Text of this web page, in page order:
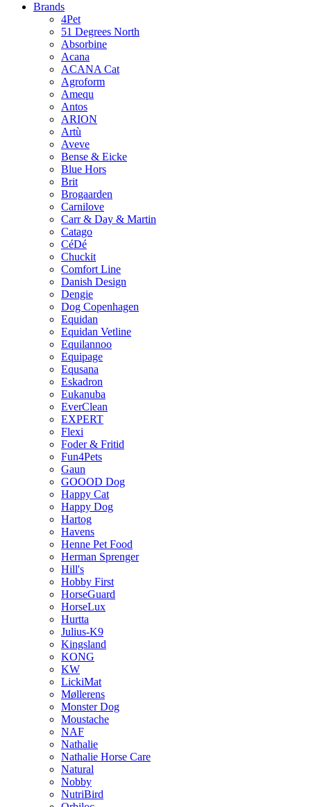
Brands
4Pet
51 Degrees North
Absorbine
Acana
ACANA Cat
Agroform
Amequ
Antos
ARION
Artù
Aveve
Bense & Eicke
Blue Hors
Brit
Brogaarden
Carnilove
Carr & Day & Martin
Catago
CéDé
Chuckit
Comfort Line
Danish Design
Dengie
Dog Copenhagen
Equidan
Equidan Vetline
Equilannoo
Equipage
Equsana
Eskadron
Eukanuba
EverClean
EXPERT
Flexi
Foder & Fritid
Fun4Pets
Gaun
GOOOD Dog
Happy Cat
Happy Dog
Hartog
Havens
Henne Pet Food
Herman Sprenger
Hill's
Hobby First
HorseGuard
HorseLux
Hurtta
Julius-K9
Kingsland
KONG
KW
LickiMat
Møllerens
Monster Dog
Moustache
NAF
Nathalie
Nathalie Horse Care
Natural
Nobby
NutriBird